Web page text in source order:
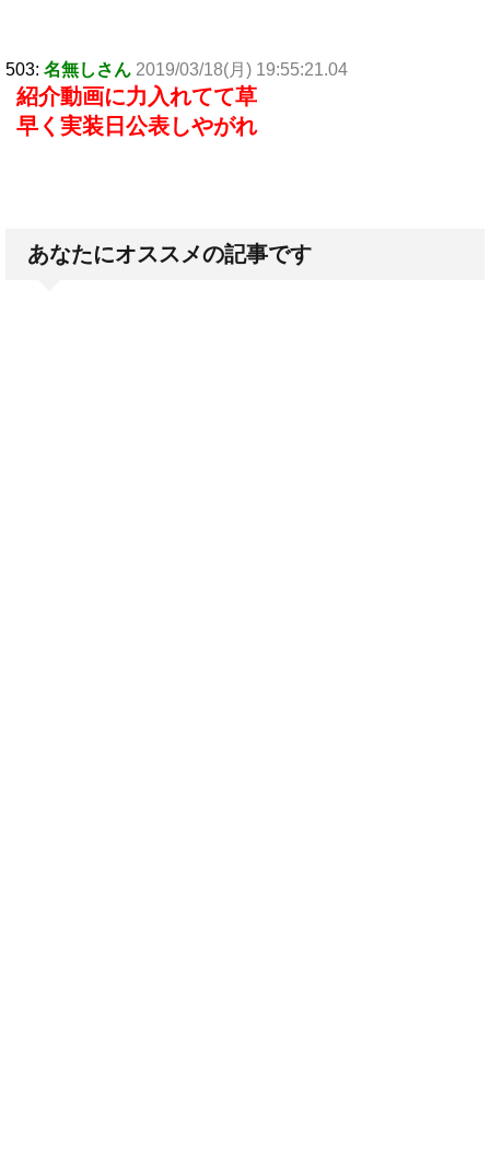
503: 名無しさん 2019/03/18(月) 19:55:21.04
紹介動画に力入れてて草
早く実装日公表しやがれ
あなたにオススメの記事です